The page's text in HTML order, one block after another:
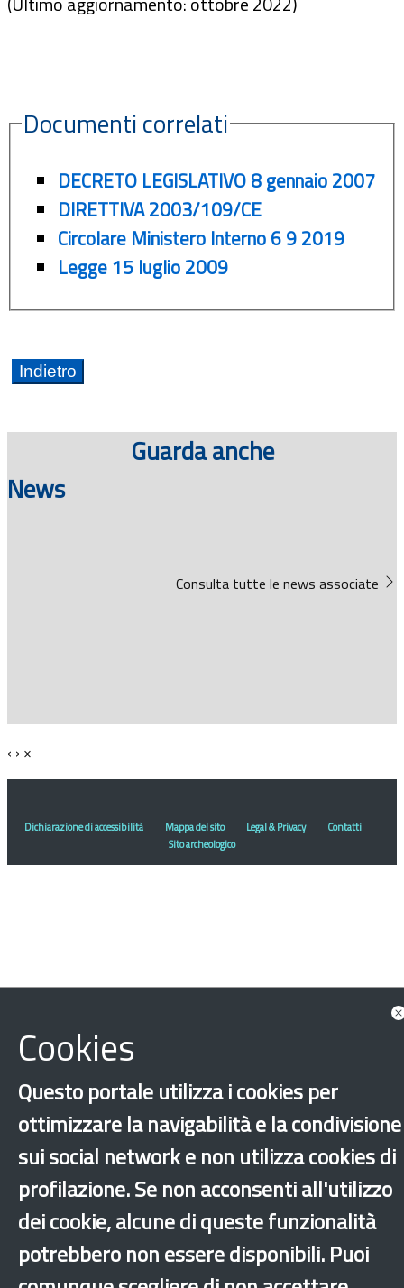
Documenti correlati
DECRETO LEGISLATIVO 8 gennaio 2007
DIRETTIVA 2003/109/CE
Circolare Ministero Interno 6 9 2019
Legge 15 luglio 2009
Guarda anche
News
Consulta tutte le news associate
‹ › ×
Cookies
Questo portale utilizza i cookies per
ottimizzare la navigabilità e la condivisione
sui social network e non utilizza cookies di
profilazione. Se non acconsenti all'utilizzo
dei cookie, alcune di queste funzionalità
potrebbero non essere disponibili. Puoi
Dichiarazione di accessibilità Mappa del sito Legal & Privacy
Contatti
Sito archeologico